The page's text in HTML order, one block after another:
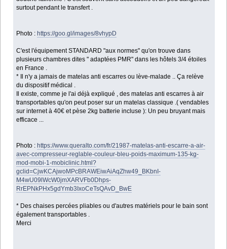
surtout pendant le transfert .
Photo : https://goo.gl/images/8vhypD
C'est l'équipement STANDARD "aux normes" qu'on trouve dans
plusieurs chambres dites " adaptées PMR" dans les hôtels 3/4 étoiles
en France .
* Il n'y a jamais de matelas anti escarres ou lève-malade .. Ça relève
du dispositif médical .
Il existe, comme je l'ai déjà expliqué , des matelas anti escarres à air
transportables qu'on peut poser sur un matelas classique .( vendables
sur internet à 40€ et pèse 2kg batterie incluse ): Un peu bruyant mais
efficace ...
Photo : https://www.queralto.com/fr/21987-matelas-anti-escarre-a-air-
avec-compresseur-reglable-couleur-bleu-poids-maximum-135-kg-
mod-mobi-1-mobiclinic.html?
gclid=CjwKCAjwoMPcBRAWEiwAiAqZhw49_BKbnI-
M4wU09lWcW0jmXARVFb0Dhps-
RrEPNkPHx5gdYmb3IxoCeTsQAvD_BwE
* Des chaises percées pliables ou d'autres matériels pour le bain sont
également transportables .
Merci